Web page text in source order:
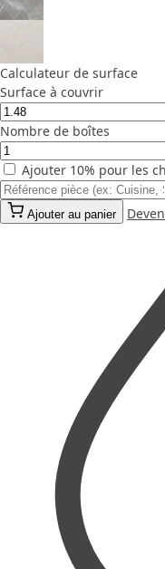
Calculateur de surface
Surface à couvrir
Nombre de boîtes
Ajouter 10% pour les
Ajouter au panier